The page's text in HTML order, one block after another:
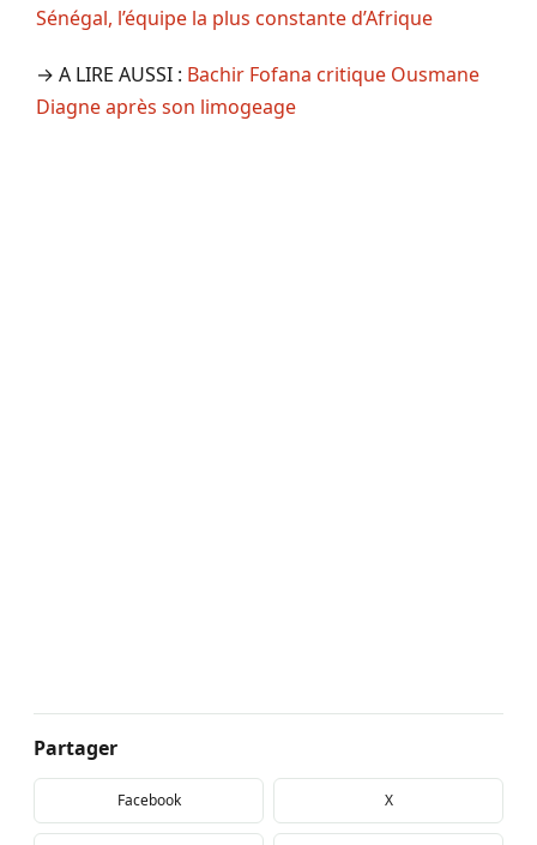
Sénégal, l’équipe la plus constante d’Afrique
→ A LIRE AUSSI : Bachir Fofana critique Ousmane
Diagne après son limogeage
Partager
Facebook X